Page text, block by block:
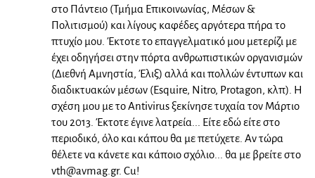
στο Πάντειο (Τμήμα Επικοινωνίας, Μέσων &
Πολιτισμού) και λίγους καφέδες αργότερα πήρα το
πτυχίο μου. Έκτοτε το επαγγελματικό μου μετερίζι με
έχει οδηγήσει στην πόρτα ανθρωπιστικών οργανισμών
(Διεθνή Αμνηστία, Έλιξ) αλλά και πολλών έντυπων και
διαδικτυακών μέσων (Esquire, Nitro, Protagon, κλπ). Η
σχέση μου με το Antivirus ξεκίνησε τυχαία τον Μάρτιο
του 2013. Έκτοτε έγινε λατρεία... Είτε εδώ είτε στο
περιοδικό, όλο και κάπου θα με πετύχετε. Αν τώρα
θέλετε να κάνετε και κάποιο σχόλιο... θα με βρείτε στο
vth@avmag.gr. Cu!